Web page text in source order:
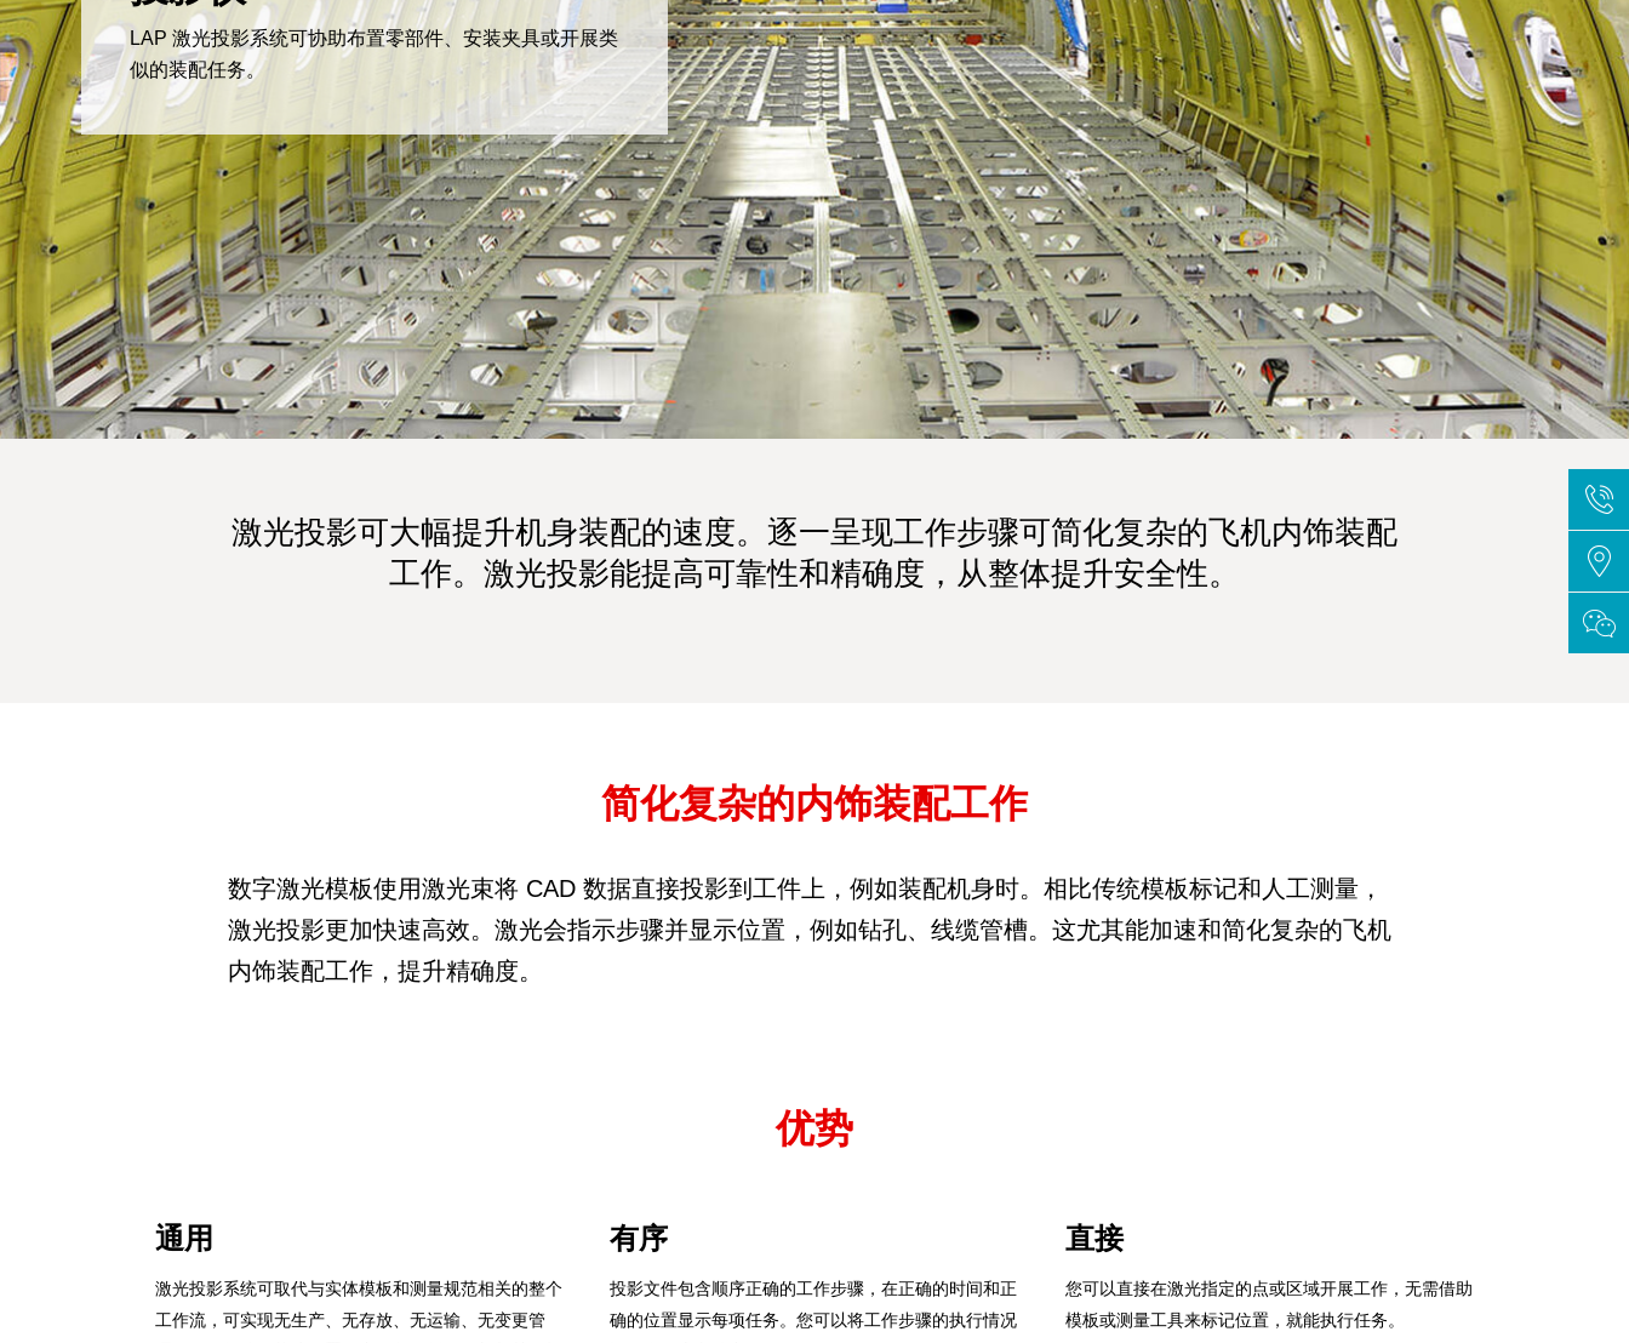
LAP 激光投影系统可协助布置零部件、安装夹具或开展类
似的装配任务。
激光投影可大幅提升机身装配的速度。逐一呈现工作步骤可简化复杂的飞机内饰装配
工作。激光投影能提高可靠性和精确度，从整体提升安全性。
简化复杂的内饰装配工作
数字激光模板使用激光束将 CAD 数据直接投影到工件上，例如装配机身时。相比传统模板标记和人工测量，
激光投影更加快速高效。激光会指示步骤并显示位置，例如钻孔、线缆管槽。这尤其能加速和简化复杂的飞机
内饰装配工作，提升精确度。
优势
通用
激光投影系统可取代与实体模板和测量规范相关的整个
工作流，可实现无生产、无存放、无运输、无变更管
有序
投影文件包含顺序正确的工作步骤，在正确的时间和正
确的位置显示每项任务。您可以将工作步骤的执行情况
直接
您可以直接在激光指定的点或区域开展工作，无需借助
模板或测量工具来标记位置，就能执行任务。